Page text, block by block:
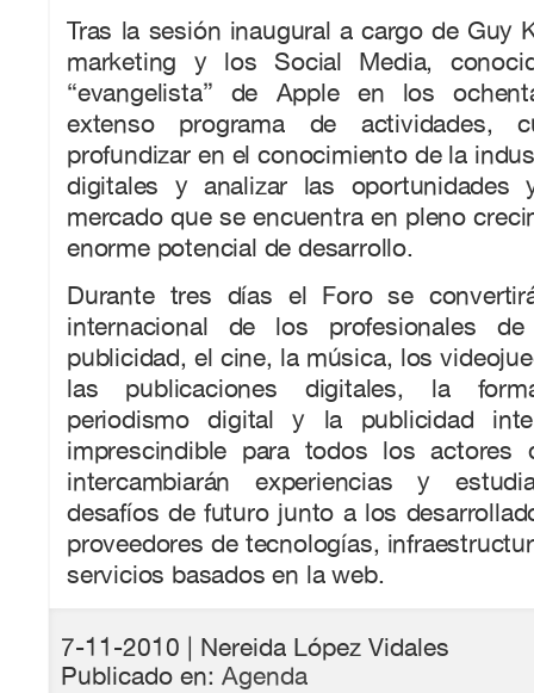
Tras la sesión inaugural a cargo de Guy
marketing y los Social Media,
“evangelista” de Apple en los
extenso programa de actividades,
profundizar en el conocimiento de la
digitales y analizar las oportunidades
mercado que se encuentra en pleno
enorme potencial de desarrollo.
Durante tres días el Foro se
internacional de los profesionales
publicidad, el cine, la música, los
las publicaciones digitales, la
periodismo digital y la publicidad
imprescindible para todos los actores
intercambiarán experiencias y
desafíos de futuro junto a los
proveedores de tecnologías,
servicios basados en la web.
7-11-2010 | Nereida López Vidales
Publicado en: Agenda